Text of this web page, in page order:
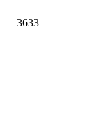
3633